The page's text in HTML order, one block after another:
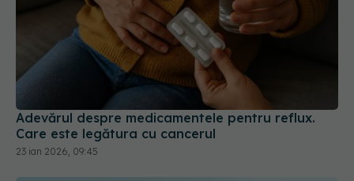
Adevărul despre medicamentele pentru reflux.
Care este legătura cu cancerul
23 ian 2026, 09:45